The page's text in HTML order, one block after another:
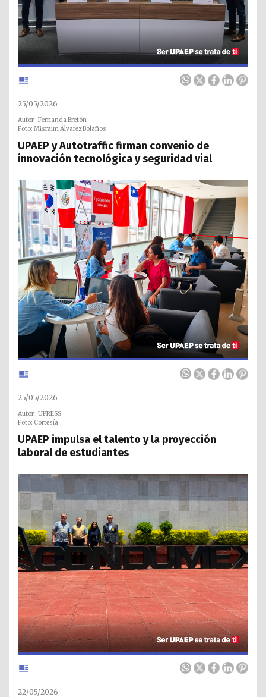
25/05/2026
Autor : Fernanda Bretón
Foto: Misraim Álvarez Bolaños
UPAEP y Autotraffic firman convenio de
innovación tecnológica y seguridad vial
25/05/2026
Autor : UPRESS
Foto: Cortesía
UPAEP impulsa el talento y la proyección
laboral de estudiantes
22/05/2026